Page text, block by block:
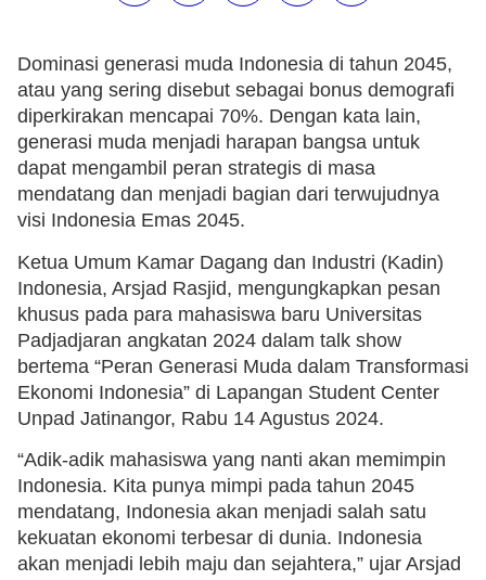
Dominasi generasi muda Indonesia di tahun 2045,
atau yang sering disebut sebagai bonus demografi
diperkirakan mencapai 70%. Dengan kata lain,
generasi muda menjadi harapan bangsa untuk
dapat mengambil peran strategis di masa
mendatang dan menjadi bagian dari terwujudnya
visi Indonesia Emas 2045.
Ketua Umum Kamar Dagang dan Industri (Kadin)
Indonesia, Arsjad Rasjid, mengungkapkan pesan
khusus pada para mahasiswa baru Universitas
Padjadjaran angkatan 2024 dalam talk show
bertema “Peran Generasi Muda dalam Transformasi
Ekonomi Indonesia” di Lapangan Student Center
Unpad Jatinangor, Rabu 14 Agustus 2024.
“Adik-adik mahasiswa yang nanti akan memimpin
Indonesia. Kita punya mimpi pada tahun 2045
mendatang, Indonesia akan menjadi salah satu
kekuatan ekonomi terbesar di dunia. Indonesia
akan menjadi lebih maju dan sejahtera,” ujar Arsjad